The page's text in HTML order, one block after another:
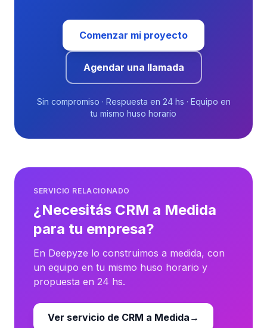
Comenzar mi proyecto
Agendar una llamada
Sin compromiso · Respuesta en 24 hs · Equipo en
tu mismo huso horario
SERVICIO RELACIONADO
¿Necesitás CRM a Medida
para tu empresa?
En Deepyze lo construimos a medida, con
un equipo en tu mismo huso horario y
propuesta en 24 hs.
Ver servicio de CRM a Medida →